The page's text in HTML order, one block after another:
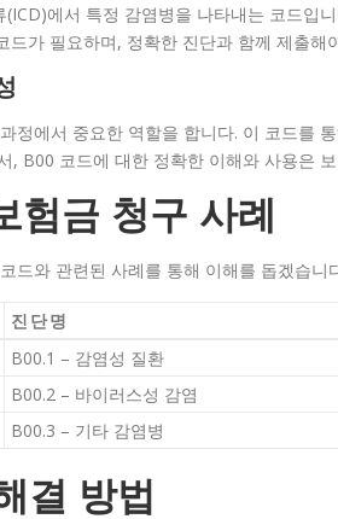
에서 특정 감염병을 나타내는 코드입
드가 필요하며, 정확한 진단과 함께 제출해
정에서 중요한 역할을 합니다. 이 코드를
, B00 코드에 대한 정확한 이해와 사용은
험금 청구 사례
드와 관련된 사례를 통해 이해를 돕겠습
진단명
B00.1 – 감염성 질환
B00.2 – 바이러스성 감염
B00.3 – 기타 감염병
결 방법